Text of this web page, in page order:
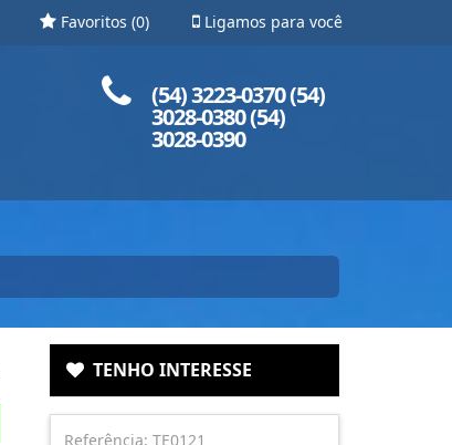
Ligamos para você
Favoritos (0)
(54) 3223-0370 (54)
3028-0380 (54)
3028-0390
TENHO INTERESSE